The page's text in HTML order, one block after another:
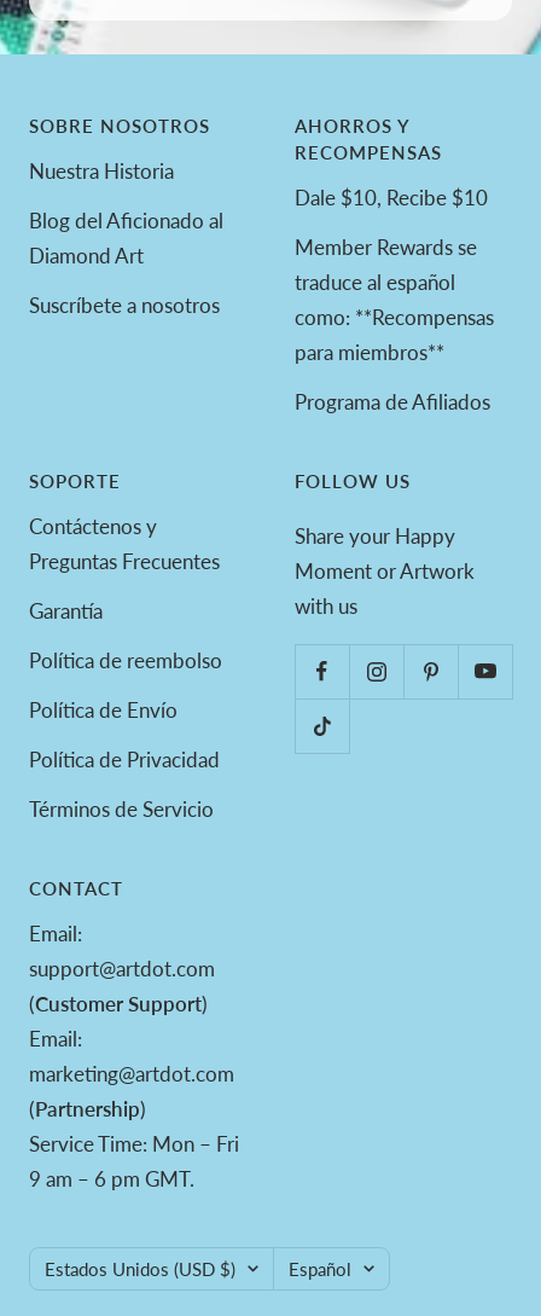
SOBRE NOSOTROS
Nuestra Historia
Blog del Aficionado al
Diamond Art
Suscríbete a nosotros
AHORROS Y
RECOMPENSAS
Dale $10, Recibe $10
Member Rewards se
traduce al español
como: **Recompensas
para miembros**
Programa de Afiliados
SOPORTE
Contáctenos y
Preguntas Frecuentes
Garantía
Política de reembolso
Política de Envío
Política de Privacidad
Términos de Servicio
FOLLOW US
Share your Happy
Moment or Artwork
with us
CONTACT
Email:
support@artdot.com
(Customer Support)
Email:
marketing@artdot.com
(Partnership)
Service Time: Mon – Fri
9 am – 6 pm GMT.
País/región
Estados Unidos (USD $) Idioma
Español